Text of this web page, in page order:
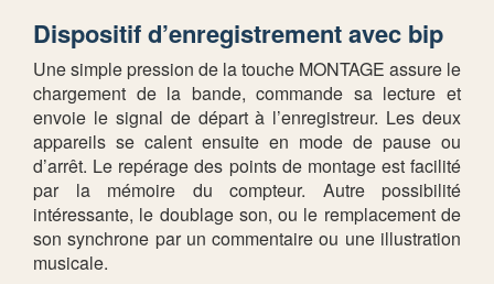
Dispositif d’enregistrement avec bip
Une simple pression de la touche MONTAGE assure le
chargement de la bande, commande sa lecture et
envoie le signal de départ à l’enregistreur. Les deux
appareils se calent ensuite en mode de pause ou
d’arrêt. Le repérage des points de montage est facilité
par la mémoire du compteur. Autre possibilité
intéressante, le doublage son, ou le remplacement de
son synchrone par un commentaire ou une illustration
musicale.